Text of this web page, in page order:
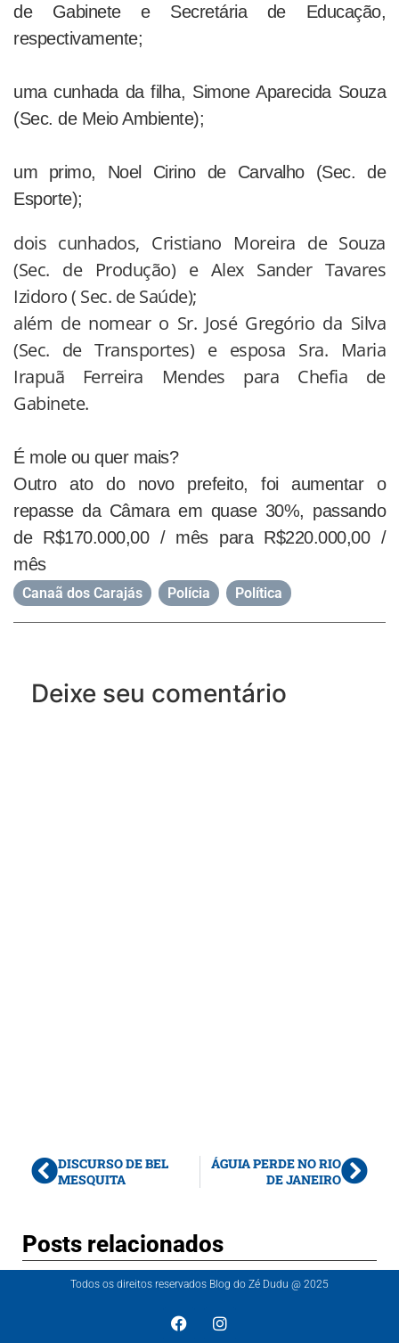
de Gabinete e Secretária de Educação,
respectivamente;
uma cunhada da filha, Simone Aparecida Souza
(Sec. de Meio Ambiente);
um primo, Noel Cirino de Carvalho (Sec. de
Esporte);
dois cunhados, Cristiano Moreira de Souza
(Sec. de Produção) e Alex Sander Tavares
Izidoro ( Sec. de Saúde);
além de nomear o Sr. José Gregório da Silva
(Sec. de Transportes) e esposa Sra. Maria
Irapuã Ferreira Mendes para Chefia de
Gabinete.
É mole ou quer mais?
Outro ato do novo prefeito, foi aumentar o
repasse da Câmara em quase 30%, passando
de R$170.000,00 / mês para R$220.000,00 /
mês
Canaã dos Carajás Polícia Política
Deixe seu comentário
DISCURSO DE BEL
MESQUITA
ÁGUIA PERDE NO RIO
DE JANEIRO
Posts relacionados
Todos os direitos reservados Blog do Zé Dudu @ 2025